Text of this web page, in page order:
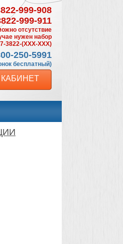
999-908
999-911
отсутствие
нужен набор
3822-(XXX-XXX)
250-5991
бесплатный)